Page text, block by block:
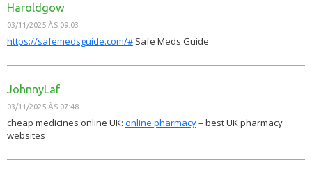
Haroldgow
03/11/2025 ÀS 09:03
https://safemedsguide.com/# Safe Meds Guide
JohnnyLaf
03/11/2025 ÀS 07:48
cheap medicines online UK: online pharmacy– best UK pharmacy
websites